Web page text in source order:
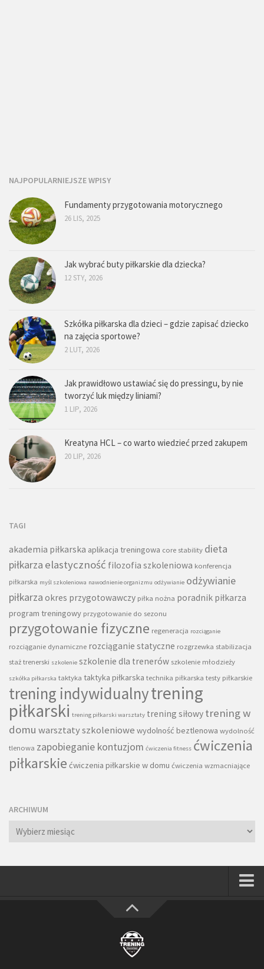
NAJPOPULARNIEJSZE WPISY
Fundamenty przygotowania motorycznego
26 LIS, 2025
Jak wybrać buty piłkarskie dla dziecka?
12 STY, 2026
Szkółka piłkarska dla dzieci – gdzie zapisać dziecko
na zajęcia sportowe?
2 LUT, 2026
Jak prawidłowo ustawiać się do pressingu, by nie
tworzyć luk między liniami?
1 LIP, 2026
Kreatyna HCL – co warto wiedzieć przed zakupem
20 LIP, 2026
TAGI
akademia piłkarska aplikacja treningowa core stability dieta
piłkarza elastyczność filozofia szkoleniowa konferencja
piłkarska myśl szkoleniowa nawodnienie organizmu odżywianie odżywianie
piłkarza okres przygotowawczy piłka nożna poradnik piłkarza
program treningowy przygotowanie do sezonu
przygotowanie fizyczne regeneracja rozciąganie
rozciąganie dynamiczne rozciąganie statyczne rozgrzewka stabilizacja
staż trenerski szkolenie szkolenie dla trenerów szkolenie młodzieży
szkółka piłkarska taktyka taktyka piłkarska technika piłkarska testy piłkarskie
trening indywidualnytrening
piłkarski trening piłkarski warsztaty trening siłowy trening w
domu warsztaty szkoleniowe wydolność beztlenowa wydolność
tlenowa zapobieganie kontuzjom ćwiczenia fitness ćwiczenia
piłkarskie ćwiczenia piłkarskie w domu ćwiczenia wzmacniające
ARCHIWUM
Archiwum